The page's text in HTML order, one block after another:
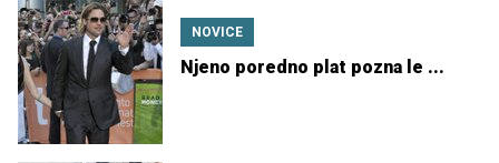
NOVICE
Njeno poredno plat pozna le ...